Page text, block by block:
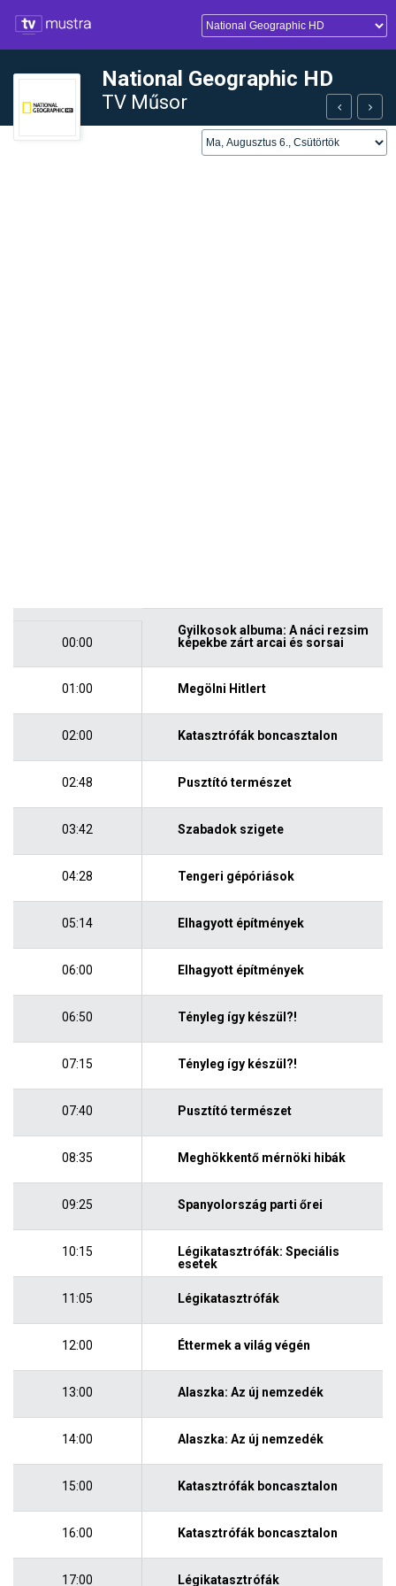
National Geographic HD
TV Műsor
00:00
Gyilkosok albuma: A náci rezsim
képekbe zárt arcai és sorsai
01:00 Megölni Hitlert
02:00 Katasztrófák boncasztalon
02:48 Pusztító természet
03:42 Szabadok szigete
04:28 Tengeri gépóriások
05:14 Elhagyott építmények
06:00 Elhagyott építmények
06:50 Tényleg így készül?!
07:15 Tényleg így készül?!
07:40 Pusztító természet
08:35 Meghökkentő mérnöki hibák
09:25 Spanyolország parti őrei
10:15
Légikatasztrófák: Speciális
esetek
11:05 Légikatasztrófák
12:00 Éttermek a világ végén
13:00 Alaszka: Az új nemzedék
14:00 Alaszka: Az új nemzedék
15:00 Katasztrófák boncasztalon
16:00 Katasztrófák boncasztalon
17:00 Légikatasztrófák